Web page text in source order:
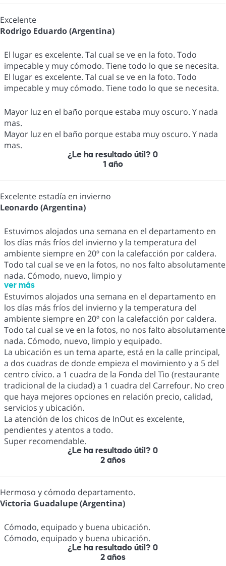
Excelente
Rodrigo Eduardo (Argentina)
El lugar es excelente. Tal cual se ve en la foto. Todo
impecable y muy cómodo. Tiene todo lo que se necesita.
El lugar es excelente. Tal cual se ve en la foto. Todo
impecable y muy cómodo. Tiene todo lo que se necesita.
Mayor luz en el baño porque estaba muy oscuro. Y nada
mas.
Mayor luz en el baño porque estaba muy oscuro. Y nada
mas.
¿Le ha resultado útil? 0
1 año
Excelente estadía en invierno
Leonardo (Argentina)
Estuvimos alojados una semana en el departamento en
los días más fríos del invierno y la temperatura del
ambiente siempre en 20º con la calefacción por caldera.
Todo tal cual se ve en la fotos, no nos falto absolutamente
nada. Cómodo, nuevo, limpio y
ver más
Estuvimos alojados una semana en el departamento en
los días más fríos del invierno y la temperatura del
ambiente siempre en 20º con la calefacción por caldera.
Todo tal cual se ve en la fotos, no nos falto absolutamente
nada. Cómodo, nuevo, limpio y equipado.
La ubicación es un tema aparte, está en la calle principal,
a dos cuadras de donde empieza el movimiento y a 5 del
centro cívico. a 1 cuadra de la Fonda del Tìo (restaurante
tradicional de la ciudad) a 1 cuadra del Carrefour. No creo
que haya mejores opciones en relación precio, calidad,
servicios y ubicación.
La atención de los chicos de InOut es excelente,
pendientes y atentos a todo.
Super recomendable.
¿Le ha resultado útil? 0
2 años
Hermoso y cómodo departamento.
Victoria Guadalupe (Argentina)
Cómodo, equipado y buena ubicación.
Cómodo, equipado y buena ubicación.
¿Le ha resultado útil? 0
2 años